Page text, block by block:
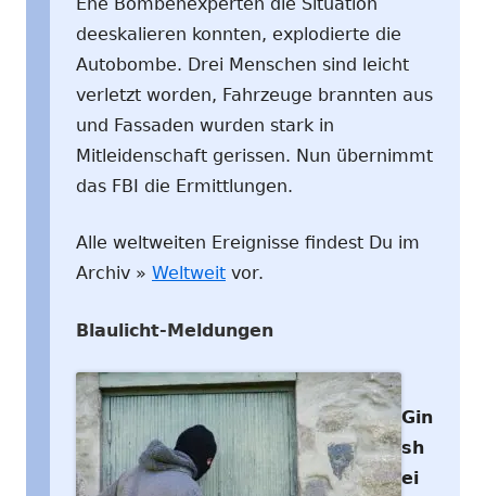
deeskalieren konnten, explodierte die
Autobombe. Drei Menschen sind leicht
verletzt worden, Fahrzeuge brannten aus
und Fassaden wurden stark in
Mitleidenschaft gerissen. Nun übernimmt
das FBI die Ermittlungen.
Alle weltweiten Ereignisse findest Du im
Archiv » Weltweit vor.
Blaulicht-Meldungen
Gin
sh
ei